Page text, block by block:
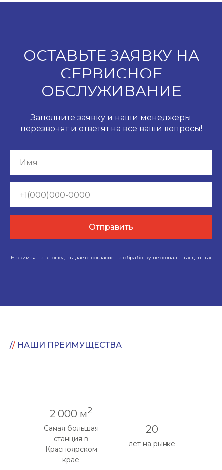
ОСТАВЬТЕ ЗАЯВКУ НА
СЕРВИСНОЕ
ОБСЛУЖИВАНИЕ
Заполните заявку и наши менеджеры
перезвонят и ответят на все ваши вопросы!
Отправить
Нажимая на кнопку, вы даете согласие на обработку персональных данных
// НАШИ ПРЕИМУЩЕСТВА
лет на рынке
Самая большая
станция в
Красноярском
крае
20
2 000 м2